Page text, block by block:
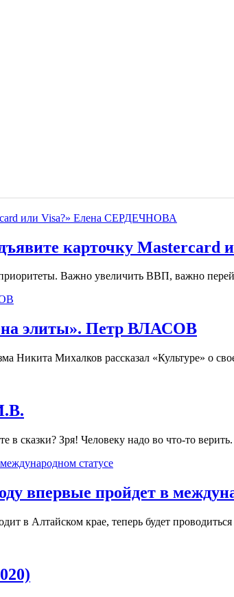
карточку
Важно увеличить ВВП, важно
элиты». Петр ВЛАСОВ
Никита Михалков рассказал «Культуре» о
сказки? Зря! Человеку надо во что-то
впервые пройдет в
в Алтайском крае, теперь будет